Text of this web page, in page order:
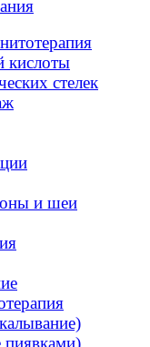
кислоты
стелек
и шеи
пиявками)